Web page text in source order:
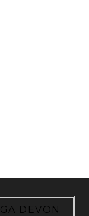
DEVON